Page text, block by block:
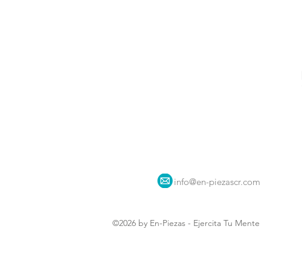
info@en-piezascr.com
©2026 by En-Piezas - Ejercita Tu Mente